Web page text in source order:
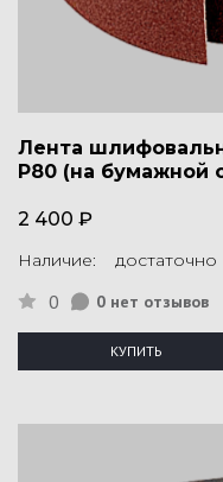
Лента
P80 (на бумажной
2 400 ₽
Наличие: достаточно
0 0 нет отзывов
КУПИТЬ